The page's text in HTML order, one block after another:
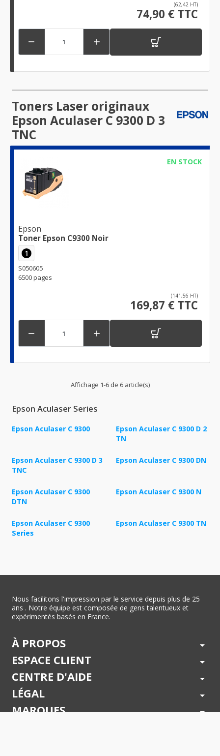
(62,42 HT)
74,90 € TTC
 
Toners Laser originaux
Epson Aculaser C 9300 D 3
TNC
EN STOCK
Epson
Toner Epson C9300 Noir
1
S050605
6500 pages
(141,56 HT)
169,87 € TTC
 
Affichage 1-6 de 6 article(s)
Epson Aculaser Series
Epson Aculaser C 9300
Epson Aculaser C 9300 D 2
TN
Epson Aculaser C 9300 D 3
TNC
Epson Aculaser C 9300 DN
Epson Aculaser C 9300
DTN
Epson Aculaser C 9300 N
Epson Aculaser C 9300
Series
Epson Aculaser C 9300 TN
Nous facilitons l'impression par le service depuis plus de 25
ans . Notre équipe est composée de gens talentueux et
expérimentés basés en France.
À PROPOS arrow_drop_down
ESPACE CLIENT arrow_drop_down
CENTRE D'AIDE arrow_drop_down
LÉGAL arrow_drop_down
MARQUES arrow_drop_down